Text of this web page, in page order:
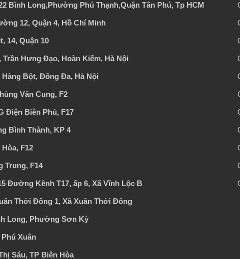
Bình Long,Phường Phú Thạnh,Quận Tân Phú, Tp HCM
12, Quận 4, Hồ Chí Minh
14, Quận 10
Trần Hưng Đạo, Hoàn Kiếm, Hà Nội
Bột, Đống Đa, Hà Nội
Văn Cung, F2
Điện Biên Phủ, F17
Bình Thành, KP 4
F12
Trung, F14
Đường Kênh T17, ấp 6, Xã Vĩnh Lộc B
Thới Đông 1, Xã Xuân Thới Đông
Long, Phường Sơn Kỳ
Phú Xuân
Sáu, TP Biên Hòa